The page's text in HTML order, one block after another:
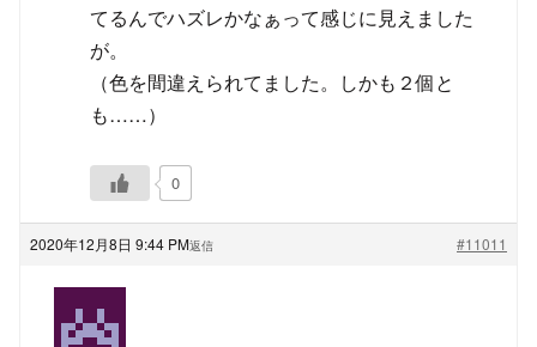
てるんでハズレかなぁって感じに見えました
が。
（色を間違えられてました。しかも２個と
も……）
0
2020年12月8日 9:44 PM #11011
返信